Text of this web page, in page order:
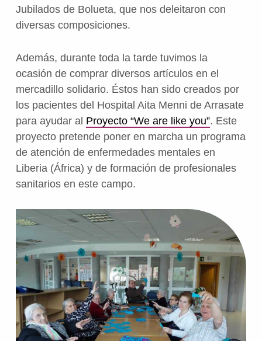
Jubilados de Bolueta, que nos deleitaron con
diversas composiciones.
Además, durante toda la tarde tuvimos la
ocasión de comprar diversos artículos en el
mercadillo solidario. Éstos han sido creados por
los pacientes del Hospital Aita Menni de Arrasate
para ayudar al Proyecto “We are like you”. Este
proyecto pretende poner en marcha un programa
de atención de enfermedades mentales en
Liberia (África) y de formación de profesionales
sanitarios en este campo.